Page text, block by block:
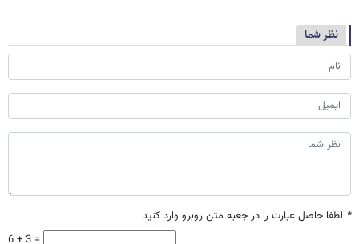
نظر شما
* لطفا حاصل عبارت را در جعبه متن روبرو وارد کنید
6 + 3 =